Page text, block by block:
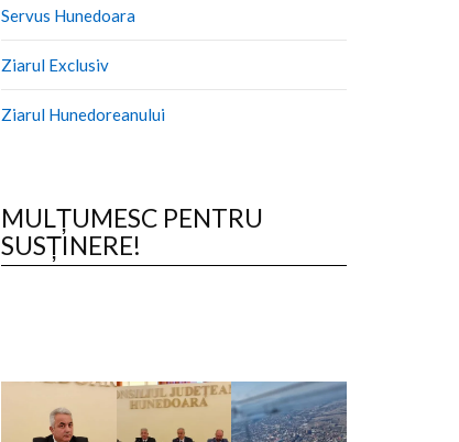
Servus Hunedoara
Ziarul Exclusiv
Ziarul Hunedoreanului
MULȚUMESC PENTRU
SUSȚINERE!